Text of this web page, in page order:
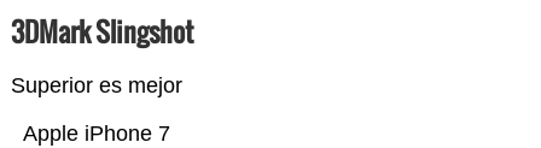
3DMark Slingshot
Superior es mejor
Apple iPhone 7